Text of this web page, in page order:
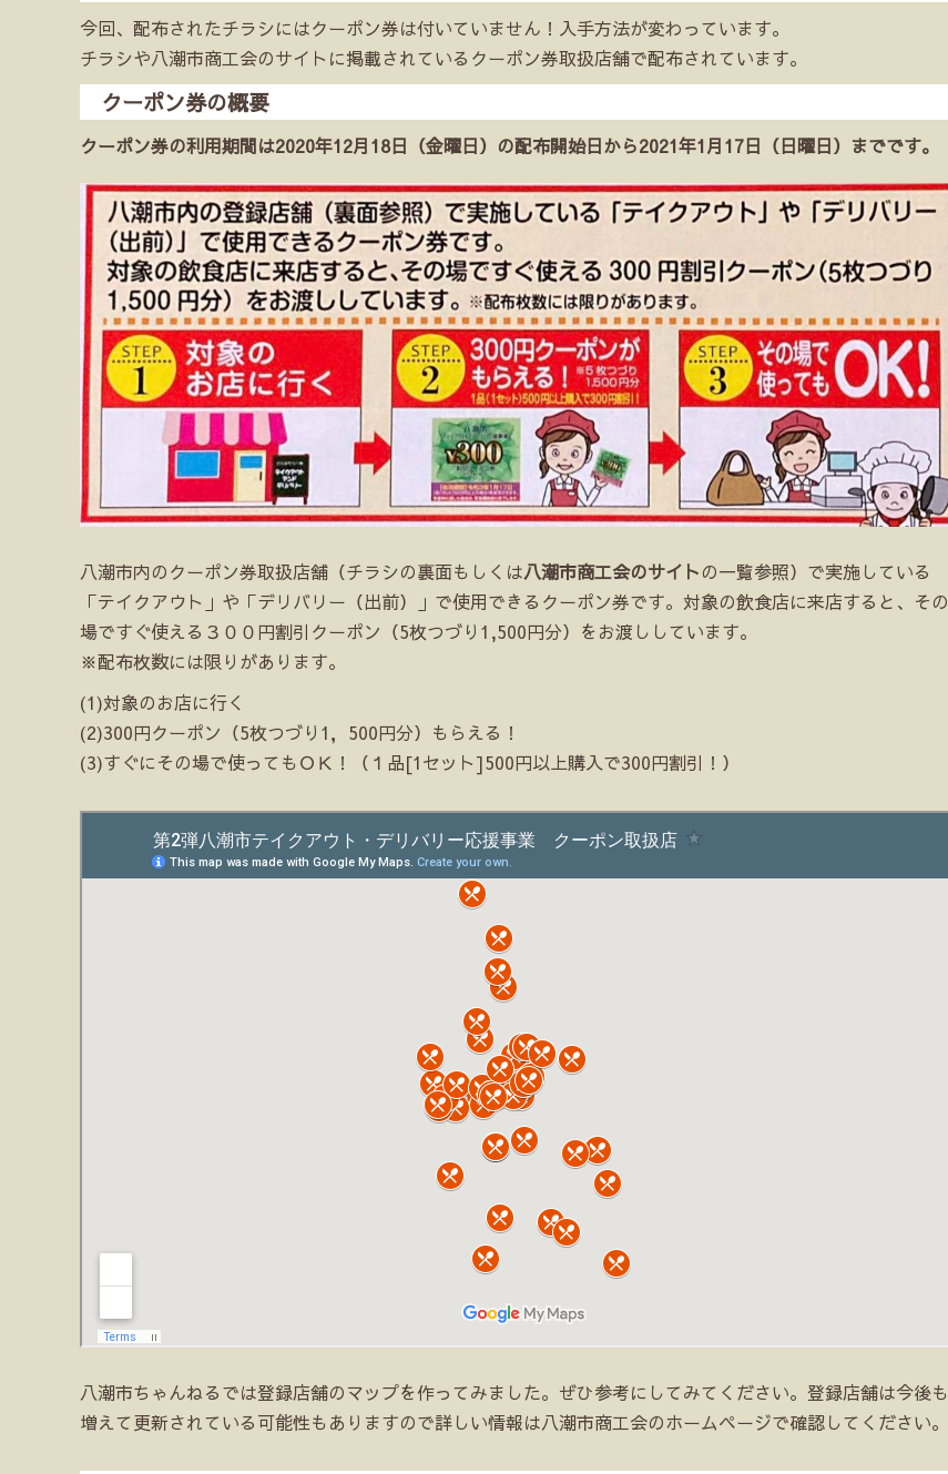
今回、配布されたチラシにはクーポン券は付いていません！入手方法が変わっています。
チラシや八潮市商工会のサイトに掲載されているクーポン券取扱店舗で配布されています。
クーポン券の概要
クーポン券の利用期間は2020年12月18日（金曜日）の配布開始日から2021年1月17日（日曜日）までです。
八潮市内のクーポン券取扱店舗（チラシの裏面もしくは八潮市商工会のサイトの一覧参照）で実施している
「テイクアウト」や「デリバリー（出前）」で使用できるクーポン券です。対象の飲食店に来店すると、その
場ですぐ使える３００円割引クーポン（5枚つづり1,500円分）をお渡ししています。
※配布枚数には限りがあります。
(1)対象のお店に行く
(2)300円クーポン（5枚つづり1，500円分）もらえる！
(3)すぐにその場で使ってもＯＫ！（１品[1セット]500円以上購入で300円割引！）
八潮市ちゃんねるでは登録店舗のマップを作ってみました。ぜひ参考にしてみてください。登録店舗は今後も
増えて更新されている可能性もありますので詳しい情報は八潮市商工会のホームページで確認してください。